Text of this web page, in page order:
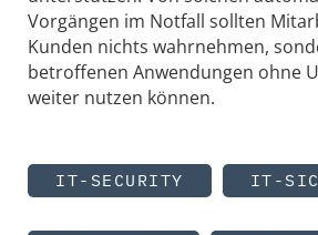
Vorgängen im Notfall sollten
Kunden nichts wahrnehmen,
betroffenen Anwendungen ohne
weiter nutzen können.
IT-SECURITY IT-